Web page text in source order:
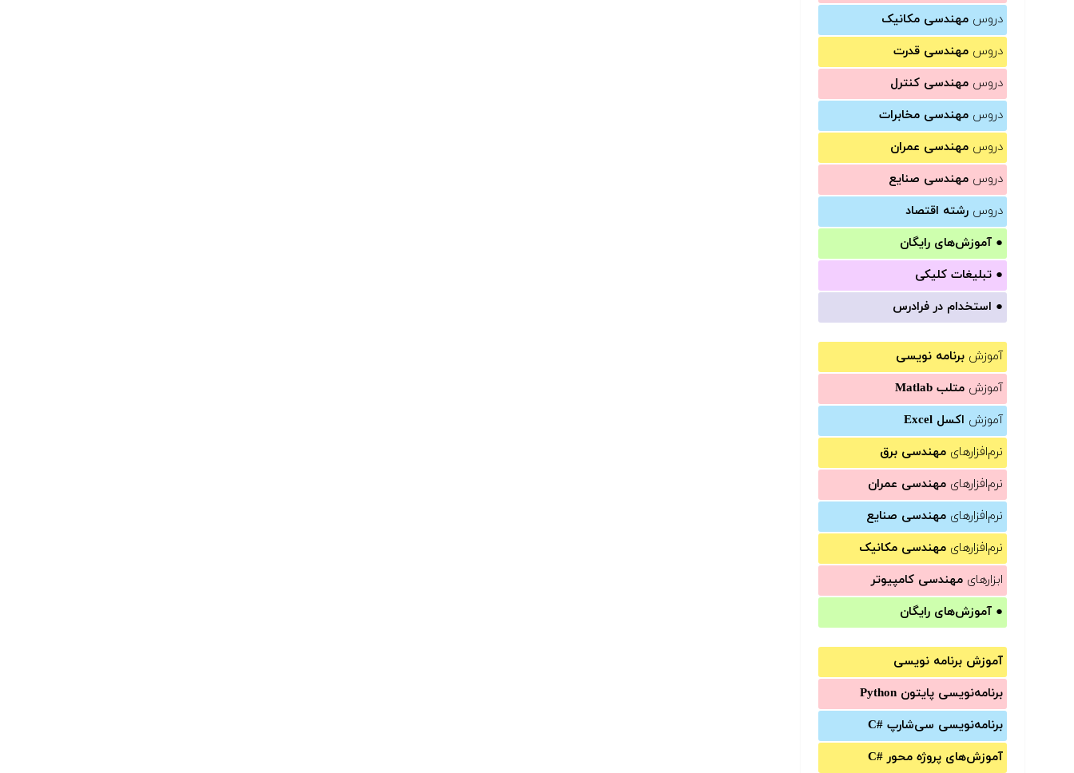
دروس مهندسی مکانیک
دروس مهندسی قدرت
دروس مهندسی کنترل
دروس مهندسی مخابرات
دروس مهندسی عمران
دروس مهندسی صنایع
دروس رشته اقتصاد
● آموزش‌های رایگان
● تبلیغات کلیکی
● استخدام در فرادرس
آموزش برنامه نویسی
آموزش متلب Matlab
آموزش اکسل Excel
نرم‌افزارهای مهندسی برق
نرم‌افزارهای مهندسی عمران
نرم‌افزارهای مهندسی صنایع
نرم‌افزارهای مهندسی مکانیک
ابزارهای مهندسی کامپیوتر
● آموزش‌های رایگان
آموزش برنامه نویسی
برنامه‌نویسی پایتون Python
برنامه‌‌نویسی سی‌شارپ C#‎
آموزش‌های پروژه محور #C